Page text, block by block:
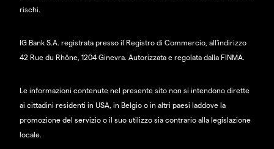
rischi.
IG Bank S.A. registrata presso il Registro di Commercio, all'indirizzo
42 Rue du Rhône, 1204 Ginevra. Autorizzata e regolata dalla FINMA.
Le informazioni contenute nel presente sito non si intendono dirette
ai cittadini residenti in USA, in Belgio o in altri paesi laddove la
promozione del servizio o il suo utilizzo sia contrario alla legislazione
locale.